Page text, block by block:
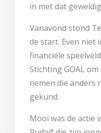
in met dat
Vanavond stond
de start. Even niet
financiële
Stichting GOAL
nemen die anders
gekund.
Mooi was de actie